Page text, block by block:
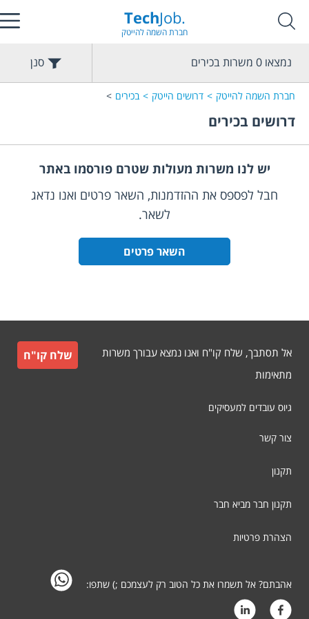
TechJob.
חברת השמה להייטק
חברת השמה להייטק דרושים הייטק בכירים
דרושים בכירים
נמצאו 0 משרותבכירים סנן
יש לנו משרות מעולות שטרם פורסמו באתר
חבל לפספס את ההזדמנות, השאר פרטים ואנו נדאג
לשאר.
השאר פרטים
אל תסתבך, שלח קו"ח ואנו נמצא עבורך משרות
מתאימות
שלח קו"ח
גיוס עובדים למעסיקים
צור קשר
תקנון
תקנון חבר מביא חבר
הצהרת פרטיות
אהבתם? אל תשמרו את כל הטוב רק לעצמכם ;) שתפו: